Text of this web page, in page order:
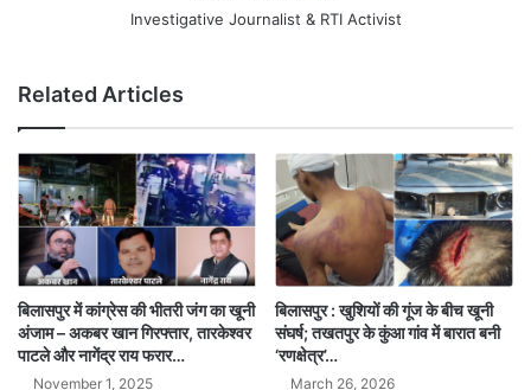
Investigative Journalist & RTI Activist
Related Articles
बिलासपुर में कांग्रेस की भीतरी जंग का खूनी
अंजाम – अकबर खान गिरफ्तार, तारकेश्वर
पाटले और नागेंद्र राय फरार…
November 1, 2025
बिलासपुर : खुशियों की गूंज के बीच खूनी
संघर्ष; तखतपुर के कुंआ गांव में बारात बनी
‘रणक्षेत्र’…
March 26, 2026